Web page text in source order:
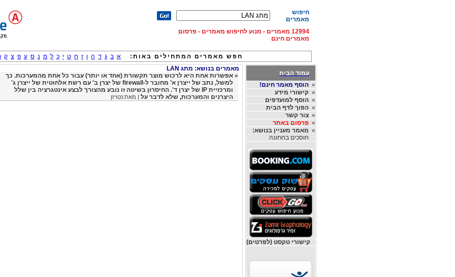
חיפוש
מאמרים
12994 מאמרים - מנוע לחיפוש מאמרים - פרסום
מאמרים חינם
חפש מאמרים המתחילים באות: א ב ג ד ה ו ז ח ט י כ ל מ נ ס ע פ צ ק
עמוד הבית
»הוסף מאמר חינם!
»קישורי מידע
»הוסף למועדפים
»הפוך לדף הבית
»צור קשר
»פרסום באתר
» מאמר מעניין בנושא:
חוסכים בחתונה
קישורי טקסט (לפרטים)
מאמרים בנושא: מתג LAN
» אפשרות אחת היא לרכוש מוצר תקשורת (אחד או יותר) עבור כל אחת מהמערכות. כך
למשל, נתב של ייצרן א' מחובר ל-firewall של יצרן ב' עם רשת אלחוטית של ייצרן ג'
ומרכזיית IP של יצרן ד'. החיסרון בשיטה זו נובע מהצורך לבצע אינטגרציה בין שלל
היצרנים והמערכות, שלא לדבר על | מאת:נטויזן